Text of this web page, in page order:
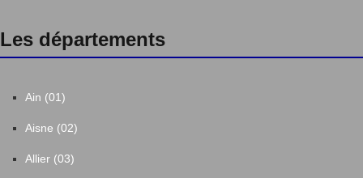
Les départements
Ain (01)
Aisne (02)
Allier (03)